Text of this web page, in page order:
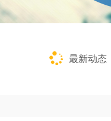
最新动态